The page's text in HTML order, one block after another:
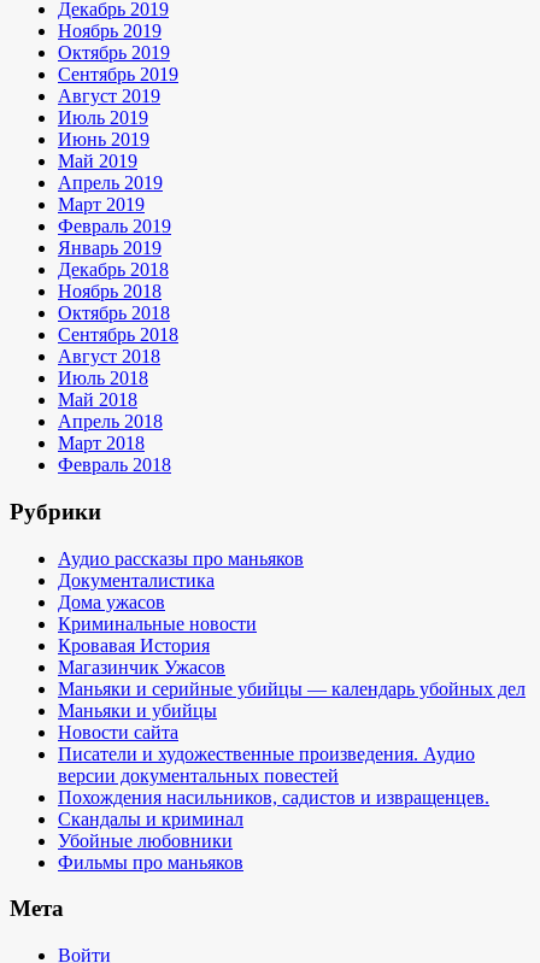
Декабрь 2019
Ноябрь 2019
Октябрь 2019
Сентябрь 2019
Август 2019
Июль 2019
Июнь 2019
Май 2019
Апрель 2019
Март 2019
Февраль 2019
Январь 2019
Декабрь 2018
Ноябрь 2018
Октябрь 2018
Сентябрь 2018
Август 2018
Июль 2018
Май 2018
Апрель 2018
Март 2018
Февраль 2018
Рубрики
Аудио рассказы про маньяков
Документалистика
Дома ужасов
Криминальные новости
Кровавая История
Магазинчик Ужасов
Маньяки и серийные убийцы — календарь убойных дел
Маньяки и убийцы
Новости сайта
Писатели и художественные произведения. Аудио
версии документальных повестей
Похождения насильников, садистов и извращенцев.
Скандалы и криминал
Убойные любовники
Фильмы про маньяков
Мета
Войти